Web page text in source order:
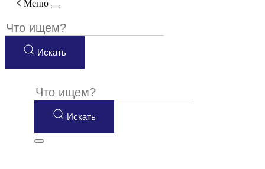
Меню
Искать
Искать